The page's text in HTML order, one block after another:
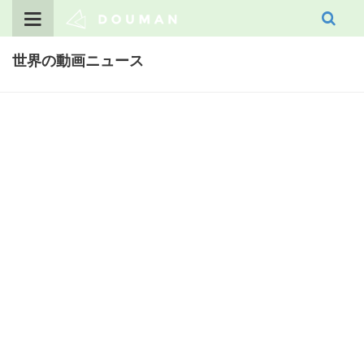
世界の動画ニュース